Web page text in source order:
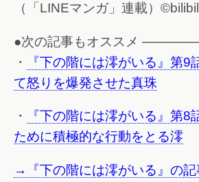
（「LINEマンガ」連載）
●次の記事もオススメ
・
『下の階には澪がいる』第9
て怒りを爆発させた真珠
・
『下の階には澪がいる』第8
ために積極的な行動をとる澪
→『下の階には澪がいる』の記